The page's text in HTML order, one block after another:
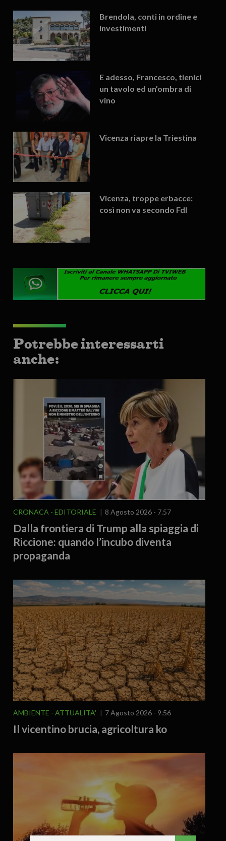
Brendola, conti in ordine e
investimenti
E adesso, Francesco, tienici
un tavolo ed un’ombra di
vino
Vicenza riapre la Triestina
Vicenza, troppe erbacce:
così non va secondo FdI
Potrebbe interessarti
anche:
CRONACA EDITORIALE 8 Agosto 2026 - 7.57
Dalla frontiera di Trump alla spiaggia di
Riccione: quando l’incubo diventa
propaganda
AMBIENTE ATTUALITA' 7 Agosto 2026 - 9.56
Il vicentino brucia, agricoltura ko